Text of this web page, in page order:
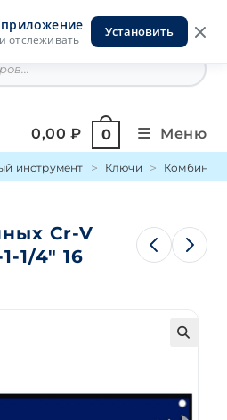
отслеживать
Установить
на Горской
0,00₽ 0 Меню
инструмент Ключи
Cr-V
1/4″ 16